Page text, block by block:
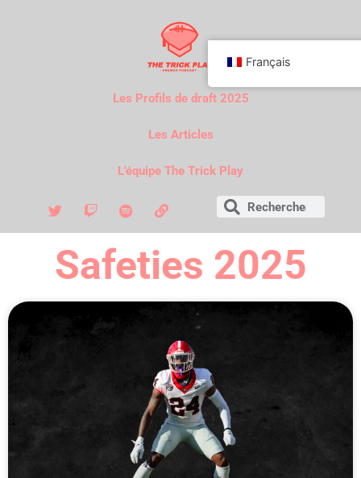
Les Profils de draft 2025
Les Articles
L'équipe The Trick Play
Safeties 2025
Français